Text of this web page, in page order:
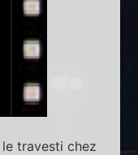
travesti chez